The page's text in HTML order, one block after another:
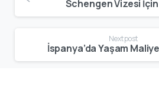
Next post